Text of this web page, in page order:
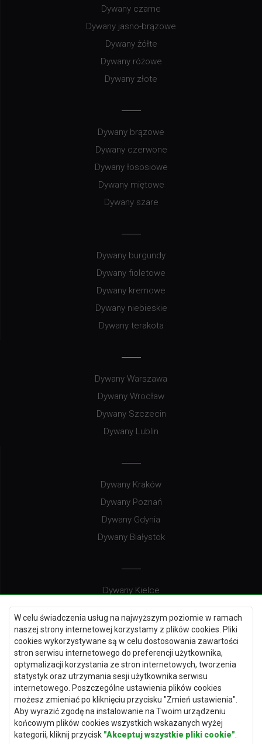
W celu świadczenia usług na najwyższym poziomie w ramach
naszej strony internetowej korzystamy z plików cookies. Pliki
cookies wykorzystywane są w celu dostosowania zawartości
stron serwisu internetowego do preferencji użytkownika,
optymalizacji korzystania ze stron internetowych, tworzenia
statystyk oraz utrzymania sesji użytkownika serwisu
internetowego. Poszczególne ustawienia plików cookies
możesz zmieniać po kliknięciu przycisku "Zmień ustawienia".
Aby wyrazić zgodę na instalowanie na Twoim urządzeniu
końcowym plików cookies wszystkich wskazanych wyżej
kategorii, kliknij przycisk "Akceptuj wszystkie pliki cookie"
Dywany czarne
Dywany jasno-brązowe
Dywany żółte
Dywany różowe
Dywany złote
Dywany brązowe
Dywany czerwone
Dywany łososiowe
Dywany miętowe
Dywany szare
Dywany burgundy
Dywany fioletowe
Dywany kremowe
Dywany niebieskie
Dywany terakota
Dywany Warszawa
Dywany Wrocław
Dywany Szczecin
Dywany Lublin
Dywany Kraków
Dywany Poznań
Dywany Gdynia
Dywany Białystok
Dywany Kielce
Dywany Gdańsk
Dywany Toruń
Dywany Bydgoszcz
Dywany Łódź
Dywany Katowice
Dywany Rzeszów